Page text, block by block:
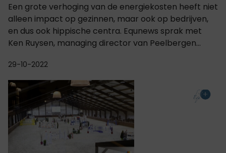
Een grote verhoging van de energiekosten heeft niet
alleen impact op gezinnen, maar ook op bedrijven,
en dus ook hippische centra. Equnews sprak met
Ken Ruysen, managing director van Peelbergen...
29-10-2022